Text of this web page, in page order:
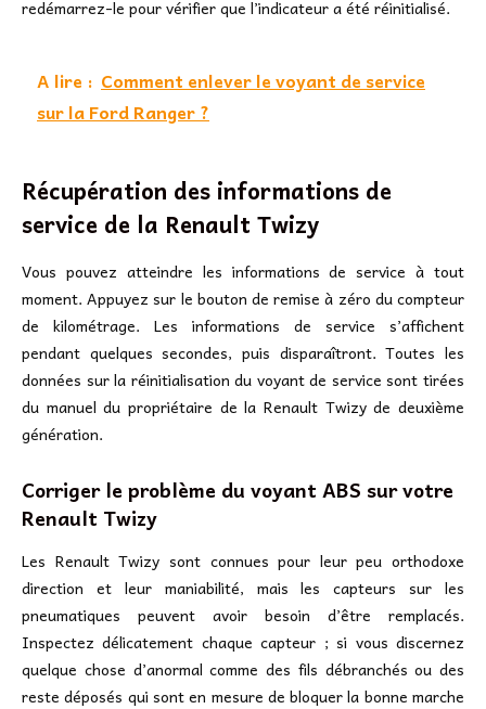
redémarrez-le pour vérifier que l’indicateur a été réinitialisé.
A lire : Comment enlever le voyant de service
sur la Ford Ranger ?
Récupération des informations de
service de la Renault Twizy
Vous pouvez atteindre les informations de service à tout
moment. Appuyez sur le bouton de remise à zéro du compteur
de kilométrage. Les informations de service s’affichent
pendant quelques secondes, puis disparaîtront. Toutes les
données sur la réinitialisation du voyant de service sont tirées
du manuel du propriétaire de la Renault Twizy de deuxième
génération.
Corriger le problème du voyant ABS sur votre
Renault Twizy
Les Renault Twizy sont connues pour leur peu orthodoxe
direction et leur maniabilité, mais les capteurs sur les
pneumatiques peuvent avoir besoin d’être remplacés.
Inspectez délicatement chaque capteur ; si vous discernez
quelque chose d’anormal comme des fils débranchés ou des
reste déposés qui sont en mesure de bloquer la bonne marche